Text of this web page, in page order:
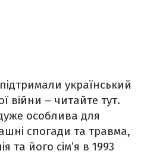
підтримали український
війни – читайте тут.
особлива для
спогади та травма,
та його сім’я в 1993